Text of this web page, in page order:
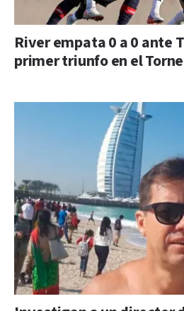
River empata 0 a 0 ante
primer triunfo en el